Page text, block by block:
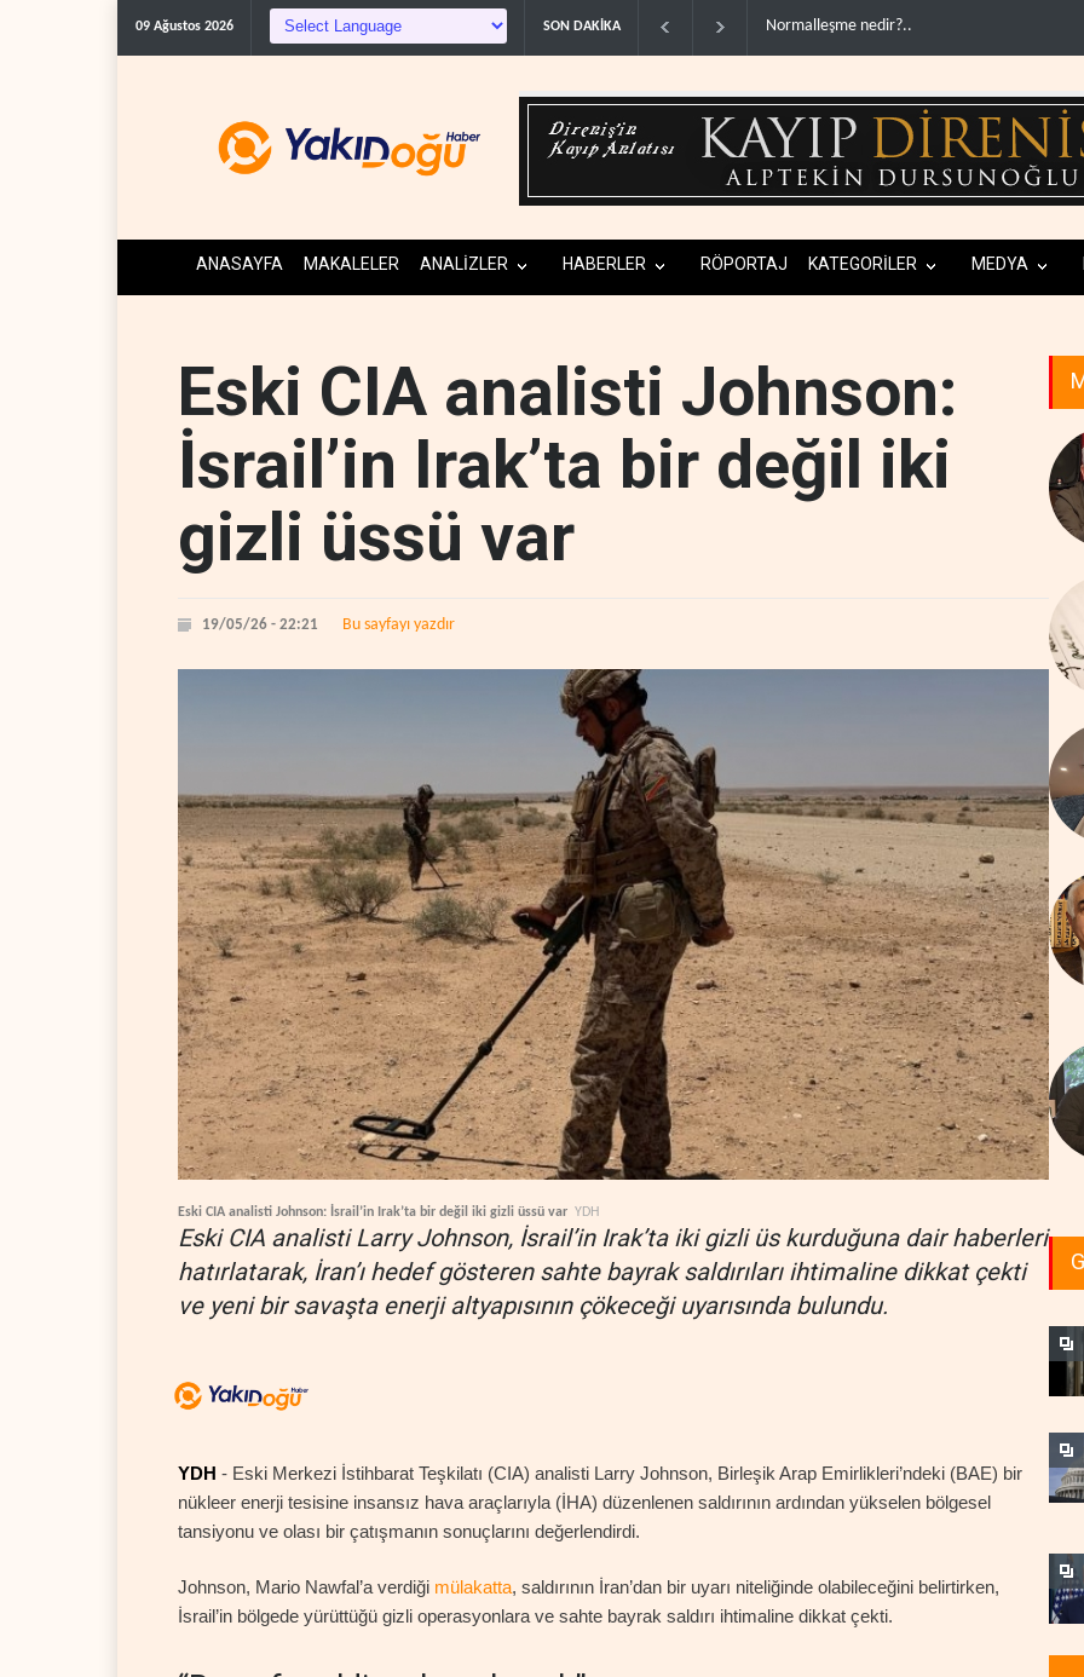
09 Ağustos 2026 SON DAKİKA ABD'den Rus petrolünü alan ülkelere yüzde
ANASAYFA MAKALELER ANALİZLER HABERLER RÖPORTAJ KATEGORİLER MEDYA
Eski CIA analisti Johnson:
İsrail’in Irak’ta bir değil iki
gizli üssü var
19/05/26 - 22:21 Bu sayfayı yazdır
Eski CIA analisti Johnson: İsrail’in Irak’ta bir değil iki gizli üssü var YDH
Eski CIA analisti Larry Johnson, İsrail’in Irak’ta iki gizli üs kurduğuna dair haberleri
hatırlatarak, İran’ı hedef gösteren sahte bayrak saldırıları ihtimaline dikkat çekti
ve yeni bir savaşta enerji altyapısının çökeceği uyarısında bulundu.
YDH - Eski Merkezi İstihbarat Teşkilatı (CIA) analisti Larry Johnson, Birleşik Arap Emirlikleri’ndeki (BAE) bir
nükleer enerji tesisine insansız hava araçlarıyla (İHA) düzenlenen saldırının ardından yükselen bölgesel
tansiyonu ve olası bir çatışmanın sonuçlarını değerlendirdi.
Johnson, Mario Nawfal’a verdiği mülakatta, saldırının İran’dan bir uyarı niteliğinde olabileceğini belirtirken,
İsrail’in bölgede yürüttüğü gizli operasyonlara ve sahte bayrak saldırı ihtimaline dikkat çekti.